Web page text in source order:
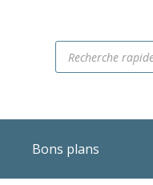
Bons plans